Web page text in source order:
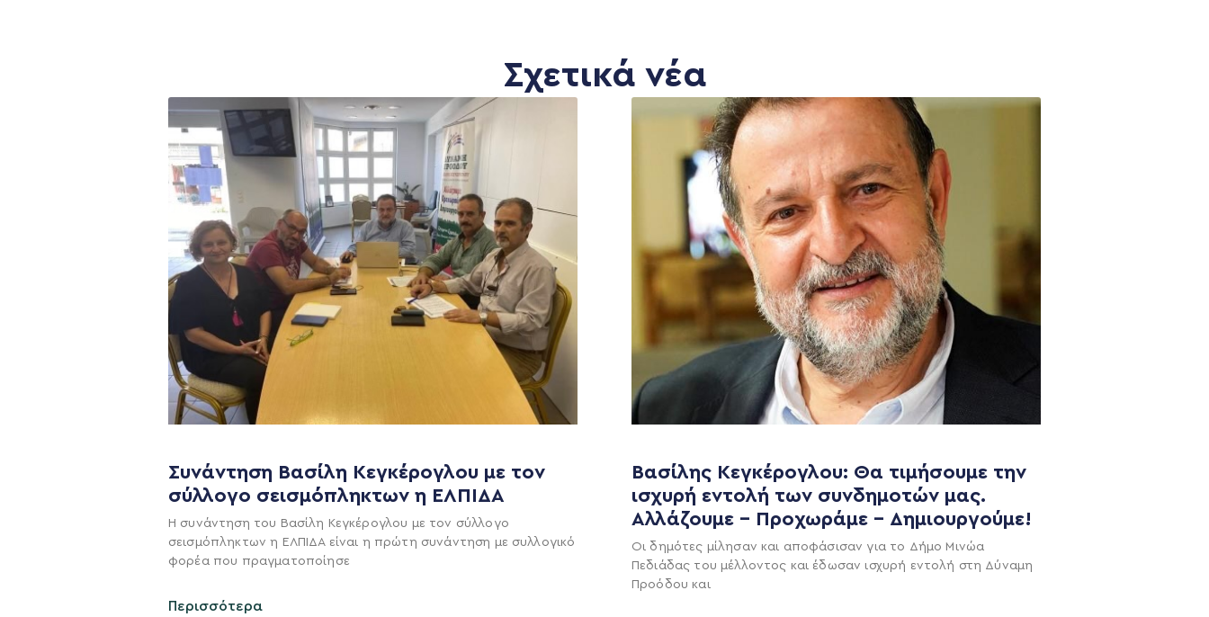
Σχετικά νέα
Συνάντηση Βασίλη Κεγκέρογλου με τον
σύλλογο σεισμόπληκτων η ΕΛΠΙΔΑ
Η συνάντηση του Βασίλη Κεγκέρογλου με τον σύλλογο
σεισμόπληκτων η ΕΛΠΙΔΑ είναι η πρώτη συνάντηση με συλλογικό
φορέα που πραγματοποίησε
Περισσότερα
Βασίλης Κεγκέρογλου: Θα τιμήσουμε την
ισχυρή εντολή των συνδημοτών μας.
Αλλάζουμε – Προχωράμε – Δημιουργούμε!
Οι δημότες μίλησαν και αποφάσισαν για το Δήμο Μινώα
Πεδιάδας του μέλλοντος και έδωσαν ισχυρή εντολή στη Δύναμη
Προόδου και
Η ΠΑΡΆΤΑΞΗ
Όραμα
MEDIA
Ανακοινώσεις
ΕΚΛΟΓΙΚΌ ΚΈΝΤΡΟ
+(30) 289 102 4800
Ηλ. ταχυδρομείο
NEWSLETTER